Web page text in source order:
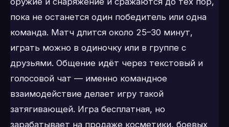
пока не останется один победитель или одна
команда. Матч длится около 25–30 минут,
играть можно в одиночку или в группе с
друзьями. Общение идёт через текстовый и
голосовой чат — именно командное
взаимодействие делает игру такой
затягивающей. Игра бесплатная, но
зарабатывает на продаже косметики, боевых